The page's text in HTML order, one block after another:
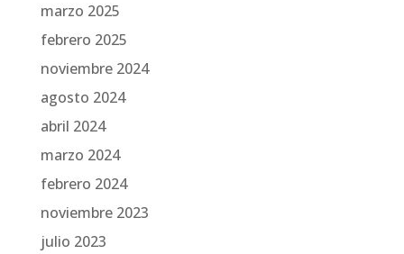
marzo 2025
febrero 2025
noviembre 2024
agosto 2024
abril 2024
marzo 2024
febrero 2024
noviembre 2023
julio 2023